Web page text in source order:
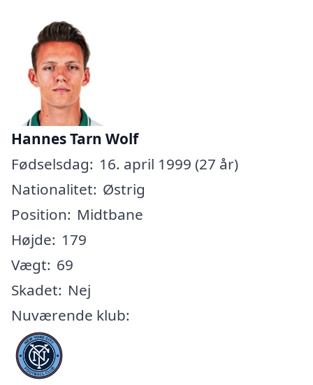
Hannes Tarn Wolf
Fødselsdag: 16. april 1999 (27 år)
Nationalitet: Østrig
Position: Midtbane
Højde: 179
Vægt: 69
Skadet: Nej
Nuværende klub: